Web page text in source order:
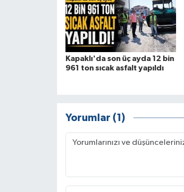
Kapaklı'da son üç ayda 12 bin
961 ton sıcak asfalt yapıldı
Yorumlar (1)